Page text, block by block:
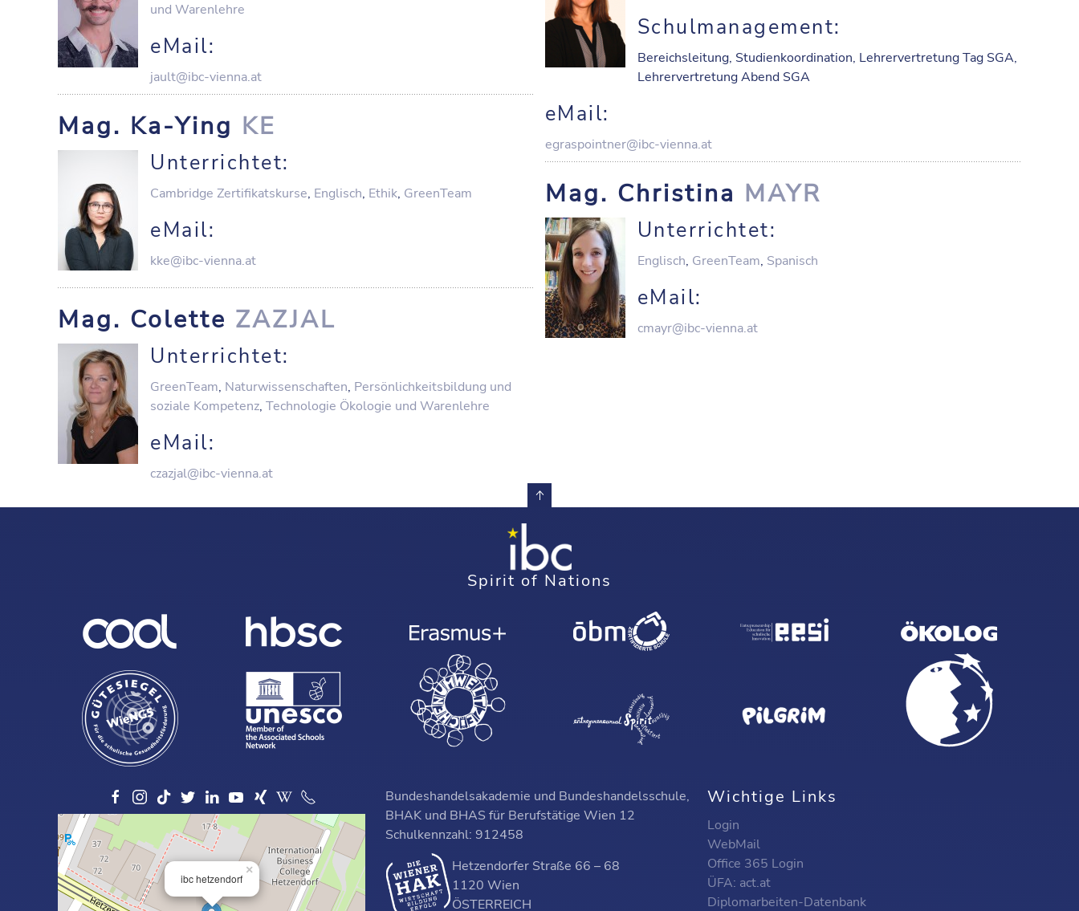
und Warenlehre
eMail:
jault@ibc-vienna.at
Mag. Ka-Ying KE
Unterrichtet:
Cambridge Zertifikatskurse, Englisch, Ethik, GreenTeam
eMail:
kke@ibc-vienna.at
Mag. Colette ZAZJAL
Unterrichtet:
GreenTeam, Naturwissenschaften, Persönlichkeitsbildung und
soziale Kompetenz, Technologie Ökologie und Warenlehre
eMail:
czazjal@ibc-vienna.at
Schulmanagement:
Bereichsleitung, Studienkoordination, Lehrervertretung Tag SGA,
Lehrervertretung Abend SGA
eMail:
egraspointner@ibc-vienna.at
Mag. Christina MAYR
Unterrichtet:
Englisch, GreenTeam, Spanisch
eMail:
cmayr@ibc-vienna.at
Spirit of Nations
ibc hetzendorf
×
Bundeshandelsakademie und Bundeshandelsschule,
BHAK und BHAS für Berufstätige Wien 12
Schulkennzahl: 912458
Hetzendorfer Straße 66 – 68
1120 Wien
ÖSTERREICH
Wichtige Links
Login
WebMail
Office 365 Login
ÜFA: act.at
Diplomarbeiten-Datenbank